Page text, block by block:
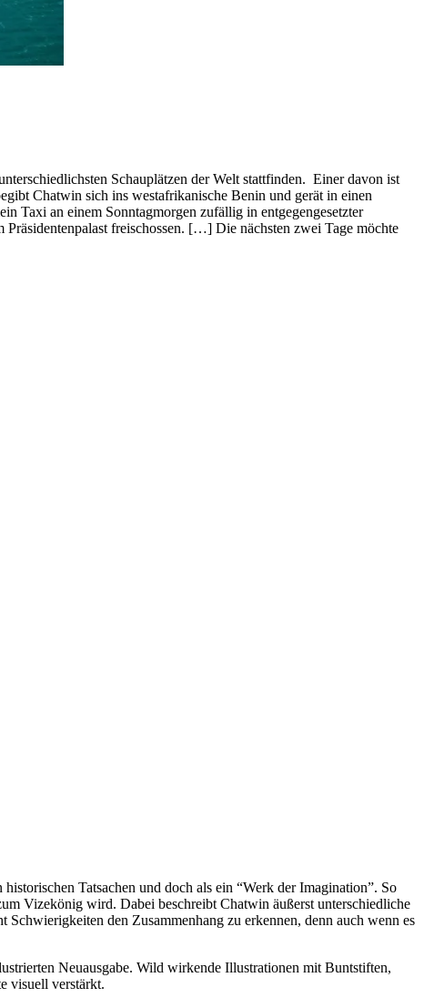
Schauplätzen der Welt stattfinden. Einer davon ist
Chatwin sich ins westafrikanische Benin und gerät in einen
Taxi an einem Sonntagmorgen zufällig in entgegengesetzter
freischossen. […] Die nächsten zwei Tage möchte
Tatsachen und doch als ein “Werk der Imagination”. So
Vizekönig wird. Dabei beschreibt Chatwin äußerst unterschiedliche
den Zusammenhang zu erkennen, denn auch wenn es
Neuausgabe. Wild wirkende Illustrationen mit Buntstiften,
visuell verstärkt.